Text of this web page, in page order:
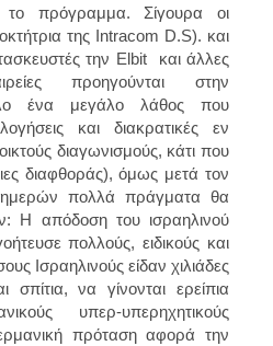
το πρόγραμμα. Σίγουρα οι
της Intracom D.S). και
την Elbit και άλλες
προηγούνται στην
ένα μεγάλο λάθος που
και διακρατικές εν
διαγωνισμούς, κάτι που
διαφθοράς), όμως μετά τον
πολλά πράγματα θα
Η απόδοση του ισραηλινού
πολλούς, ειδικούς και
Ισραηλινούς είδαν χιλιάδες
σπίτια, να γίνονται ερείπια
υπερ-υπερηχητικούς
πρόταση αφορά την